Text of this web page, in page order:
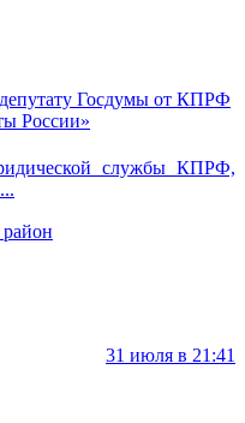
Госдумы от КПРФ
России»
службы КПРФ,
31 июля в 21:41